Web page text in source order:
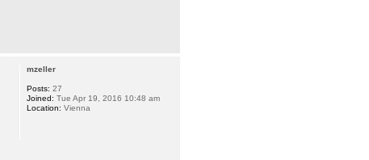
mzeller
Posts: 27
Joined: Tue Apr 19, 2016 10:48 am
Location: Vienna